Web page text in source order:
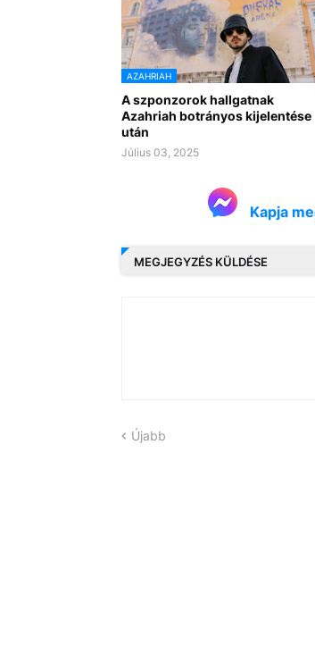
AZAHRIAH
A szponzorok hallgatnak
Azahriah botrányos kijelentése
után
Július 03, 2025
Kapja
MEGJEGYZÉS KÜLDÉSE
Újabb